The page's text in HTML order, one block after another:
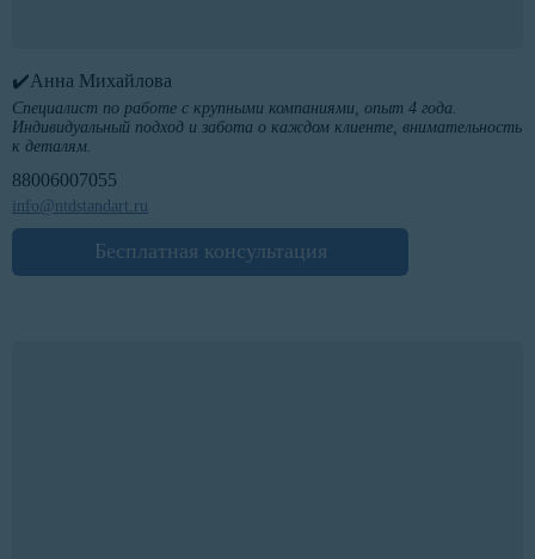
✔️Анна Михайлова
Специалист по работе с крупными компаниями, опыт 4 года.
Индивидуальный подход и забота о каждом клиенте, внимательность
к деталям.
88006007055
info@ntdstandart.ru
Бесплатная консультация